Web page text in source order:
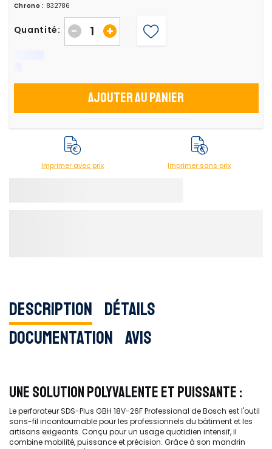
Chrono : 832786
Quantité: +
-
Ajouter au panier
Imprimer avec prix Imprimer sans prix
Description Détails
Documentation Avis
UNE SOLUTION POLYVALENTE ET PUISSANTE :
Le perforateur SDS-Plus GBH 18V-26F Professional de Bosch est l'outil
sans-fil incontournable pour les professionnels du bâtiment et les
artisans exigeants. Conçu pour un usage quotidien intensif, il
combine mobilité, puissance et précision. Grâce à son mandrin